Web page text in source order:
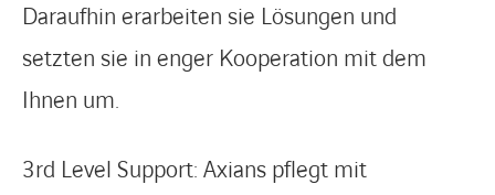
Daraufhin erarbeiten sie Lösungen und
setzten sie in enger Kooperation mit dem
Ihnen um.
3rd Level Support: Axians pflegt mit